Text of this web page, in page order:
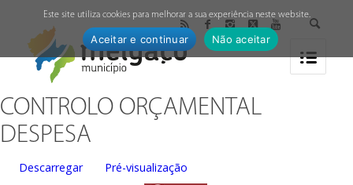
CONTROLO ORÇAMENTAL
DESPESA
Descarregar Pré-visualização
Este site utiliza cookies para melhorar a sua experiência neste website.
Aceitar e continuar Não aceitar